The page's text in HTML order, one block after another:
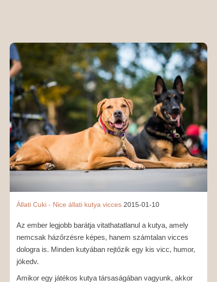
PR CIKKEK
MÉDIAAJÁNLAT
KAPCSOLAT
Állati Cuki - Nice állati kutya vicces 2015-01-10
Az ember legjobb barátja vitathatatlanul a kutya, amely
nemcsak házőrzésre képes, hanem számtalan vicces
dologra is. Minden kutyában rejtőzik egy kis vicc, humor,
jókedv.
Amikor egy játékos kutya társaságában vagyunk, akkor